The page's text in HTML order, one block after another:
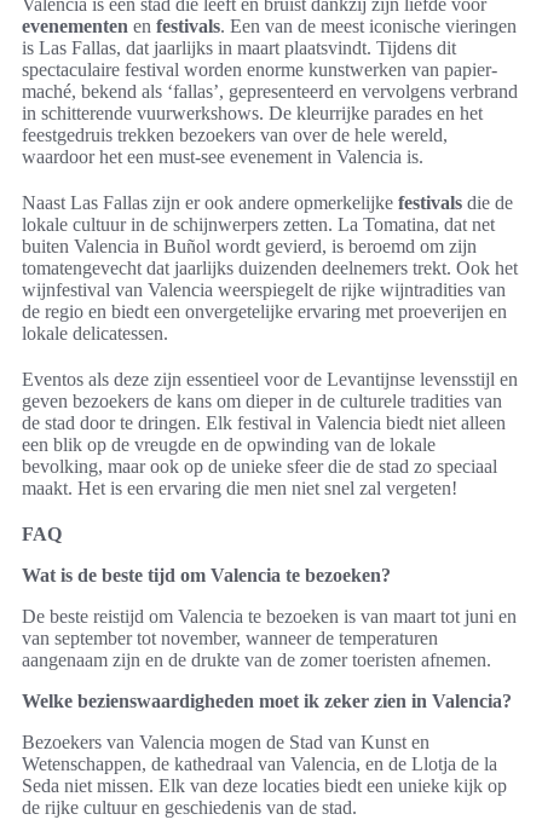
Valencia is een stad die leeft en bruist dankzij zijn liefde voor
evenementen en festivals. Een van de meest iconische vieringen
is Las Fallas, dat jaarlijks in maart plaatsvindt. Tijdens dit
spectaculaire festival worden enorme kunstwerken van papier-
maché, bekend als ‘fallas’, gepresenteerd en vervolgens verbrand
in schitterende vuurwerkshows. De kleurrijke parades en het
feestgedruis trekken bezoekers van over de hele wereld,
waardoor het een must-see evenement in Valencia is.
Naast Las Fallas zijn er ook andere opmerkelijke festivals die de
lokale cultuur in de schijnwerpers zetten. La Tomatina, dat net
buiten Valencia in Buñol wordt gevierd, is beroemd om zijn
tomatengevecht dat jaarlijks duizenden deelnemers trekt. Ook het
wijnfestival van Valencia weerspiegelt de rijke wijntradities van
de regio en biedt een onvergetelijke ervaring met proeverijen en
lokale delicatessen.
Eventos als deze zijn essentieel voor de Levantijnse levensstijl en
geven bezoekers de kans om dieper in de culturele tradities van
de stad door te dringen. Elk festival in Valencia biedt niet alleen
een blik op de vreugde en de opwinding van de lokale
bevolking, maar ook op de unieke sfeer die de stad zo speciaal
maakt. Het is een ervaring die men niet snel zal vergeten!
FAQ
Wat is de beste tijd om Valencia te bezoeken?
De beste reistijd om Valencia te bezoeken is van maart tot juni en
van september tot november, wanneer de temperaturen
aangenaam zijn en de drukte van de zomer toeristen afnemen.
Welke bezienswaardigheden moet ik zeker zien in Valencia?
Bezoekers van Valencia mogen de Stad van Kunst en
Wetenschappen, de kathedraal van Valencia, en de Llotja de la
Seda niet missen. Elk van deze locaties biedt een unieke kijk op
de rijke cultuur en geschiedenis van de stad.